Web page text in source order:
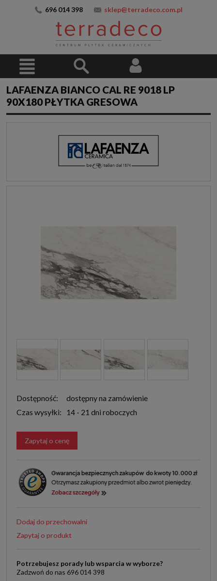
696 014 398 sklep@terradeco.com.pl
LAFAENZA BIANCO CAL RE 9018 LP
90X180 PŁYTKA GRESOWA
Dostępność:
dostępny na zamówienie
Czas wysyłki:
14 - 21 dni roboczych
Zapytaj o cenę
Dodaj do przechowalni
Zapytaj o produkt
Potrzebujesz porady lub wsparcia w wyborze?
Zadzwoń do nas 696 014 398